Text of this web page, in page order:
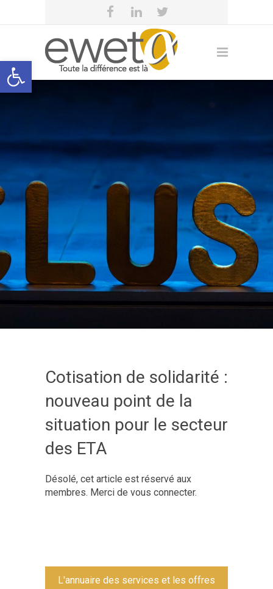
Open toolbar
eweta
Cotisation de solidarité :
nouveau point de la
situation pour le secteur
des ETA
Désolé, cet article est réservé aux
membres. Merci de vous connecter.
L'annuaire des services et les offres